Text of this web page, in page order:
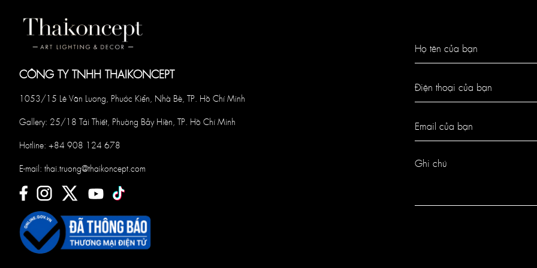
CÔNG TY TNHH THAIKONCEPT
1053/15 Lê Văn Lương, Phước Kiển, Nhà Bè, TP. Hồ Chí Minh
Gallery: 25/18 Tái Thiết, Phường Bảy Hiền, TP. Hồ Chí Minh
Hotline: +84 908 124 678
E-mail: thai.truong@thaikoncept.com